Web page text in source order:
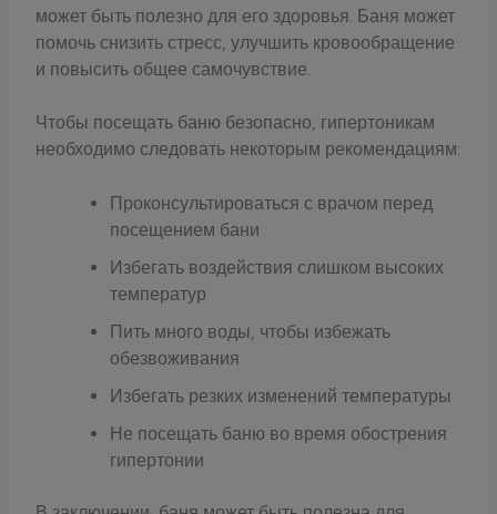
может быть полезно для его здоровья. Баня может
помочь снизить стресс, улучшить кровообращение
и повысить общее самочувствие.
Чтобы посещать баню безопасно, гипертоникам
необходимо следовать некоторым рекомендациям:
Проконсультироваться с врачом перед
посещением бани
Избегать воздействия слишком высоких
температур
Пить много воды, чтобы избежать
обезвоживания
Избегать резких изменений температуры
Не посещать баню во время обострения
гипертонии